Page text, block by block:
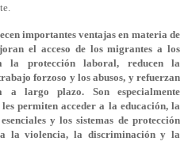
importantes ventajas en materia de
el acceso de los migrantes a los
protección laboral, reducen la
forzoso y los abusos, y refuerzan
largo plazo. Son especialmente
permiten acceder a la educación, la
y los sistemas de protección
la violencia, la discriminación y la